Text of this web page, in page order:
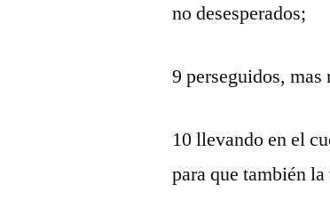
no desesperados;
9 perseguidos,
10 llevando en el
para que también